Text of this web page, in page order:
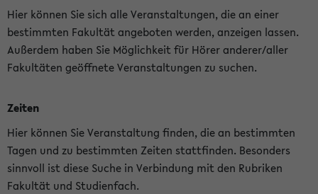
Hier können Sie sich alle Veranstaltungen, die an einer
bestimmten Fakultät angeboten werden, anzeigen lassen.
Außerdem haben Sie Möglichkeit für Hörer anderer/aller
Fakultäten geöffnete Veranstaltungen zu suchen.
Zeiten
Hier können Sie Veranstaltung finden, die an bestimmten
Tagen und zu bestimmten Zeiten stattfinden. Besonders
sinnvoll ist diese Suche in Verbindung mit den Rubriken
Fakultät und Studienfach.